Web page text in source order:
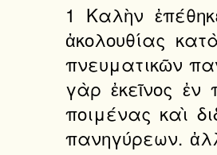
1 Καλὴν
ἀκολουθίας
πνευματικῶν
γὰρ ἐκεῖνος ἐν
ποιμένας καὶ
πανηγύρεων.